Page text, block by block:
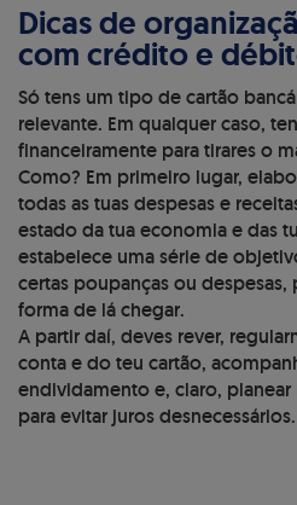
Dicas de
com crédito e
Só tens um tipo de cartão
relevante. Em qualquer caso,
financeiramente para tirares o
Como? Em primeiro lugar,
todas as tuas despesas e
estado da tua economia e das
estabelece uma série de
certas poupanças ou despesas,
forma de lá chegar.
A partir daí, deves rever,
conta e do teu cartão,
endividamento e, claro,
para evitar juros